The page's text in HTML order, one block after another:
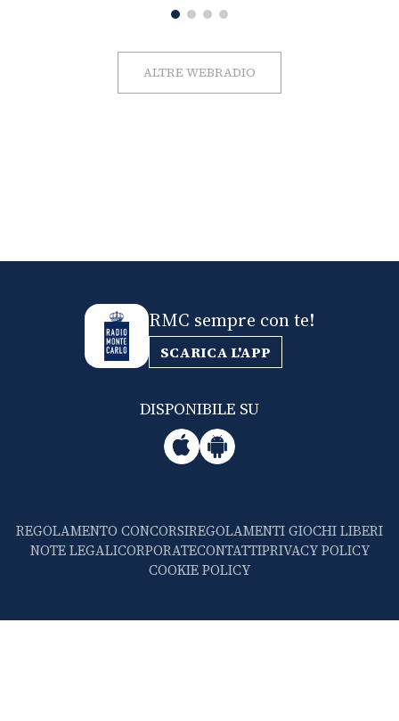
ALTRE WEBRADIO
RMC sempre con te!
SCARICA L'APP
DISPONIBILE SU
REGOLAMENTO CONCORSIREGOLAMENTI GIOCHI LIBERI
NOTE LEGALICORPORATECONTATTIPRIVACY POLICY
COOKIE POLICY